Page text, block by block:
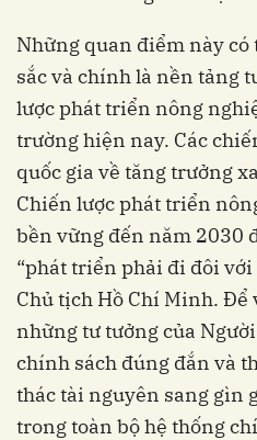
Những quan điểm này có
sắc và chính là nền tảng
lược phát triển nông
trường hiện nay. Các
quốc gia về tăng trưởng
Chiến lược phát triển
bền vững đến năm 2030
“phát triển phải đi đôi
Chủ tịch Hồ Chí Minh. Để
những tư tưởng của
chính sách đúng đắn và
thác tài nguyên sang gìn
trong toàn bộ hệ thống